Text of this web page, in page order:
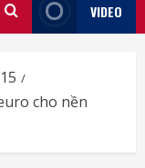
VIDEO
15
cho nền